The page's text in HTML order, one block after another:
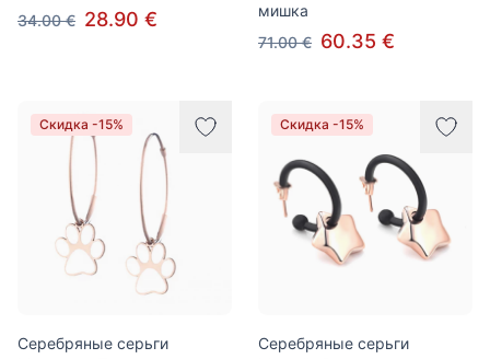
34.00 € 28.90 €
мишка
71.00 € 60.35 €
Скидка -15%
Серебряные серьги
Скидка -15%
Серебряные серьги